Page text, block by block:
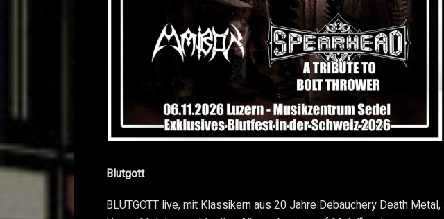
Blutgott
BLUTGOTT live, mit Klassikern aus 20 Jahre Debauchery Death Metal,